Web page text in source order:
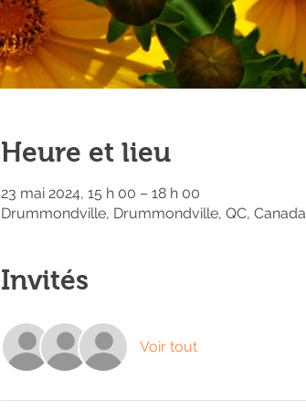
Heure et lieu
23 mai 2024, 15 h 00 – 18 h 00
Drummondville, Drummondville, QC, Canada
Invités
Voir tout